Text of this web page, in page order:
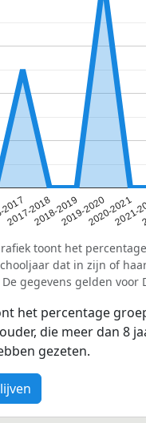
2017-20182018-20192019-20202020-2021
2021-
toont het
dat in zijn of
gegevens gelden voor
het percentage
die meer dan 8
gezeten.